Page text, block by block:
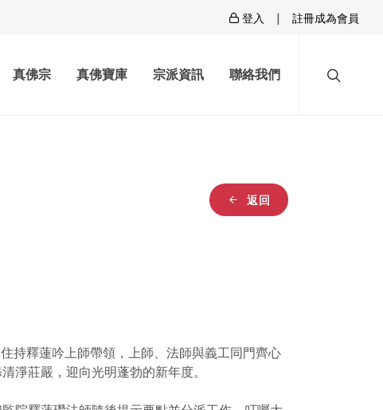
登入 | 註冊成為會員
真佛宗 真佛寶庫 宗派資訊 聯絡我們
返回
持釋蓮吟上師帶領，上師、法師與義工同門齊心
淨莊嚴，迎向光明蓬勃的新年度。